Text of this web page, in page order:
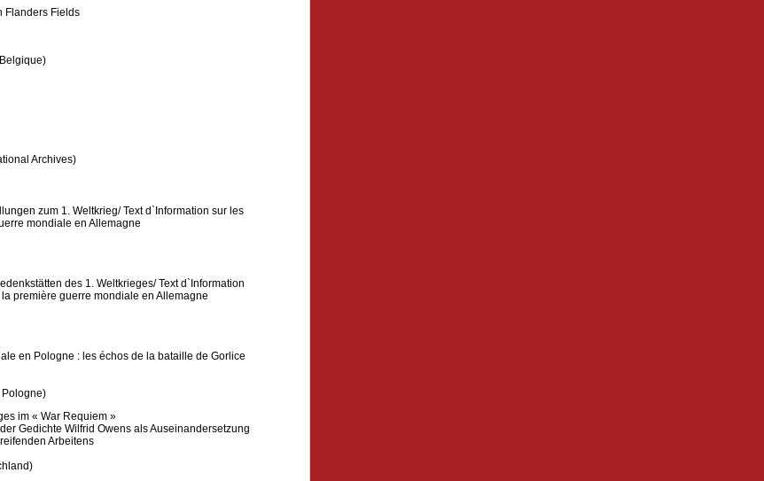
Flanders Fields
Archives)
zum 1. Weltkrieg/ Text d`Information sur les
mondiale en Allemagne
des 1. Weltkrieges/ Text d`Information
première guerre mondiale en Allemagne
en Pologne : les échos de la bataille de Gorlice
Pologne)
im « War Requiem »
Gedichte Wilfrid Owens als Auseinandersetzung
Arbeitens